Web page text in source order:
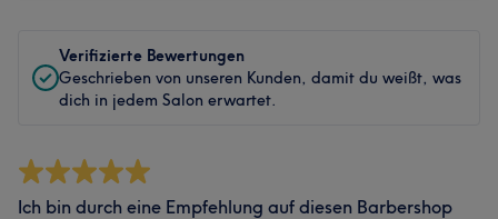
Verifizierte Bewertungen
Geschrieben von unseren Kunden, damit du weißt, was
dich in jedem Salon erwartet.
Ich bin durch eine Empfehlung auf diesen Barbershop